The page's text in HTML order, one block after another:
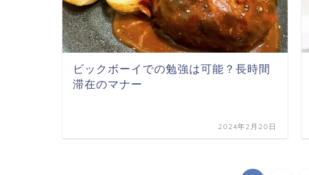
ビックボーイでの勉強は可能？長時間
滞在のマナー
2024年2月20日